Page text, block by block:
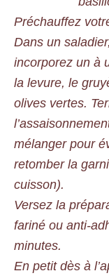
Préchauffez
Dans un
incorporez un à
la levure, le
olives vertes.
mélanger pour
retomber la
cuisson).
Versez la
fariné ou anti-
minutes.
En petit dès à